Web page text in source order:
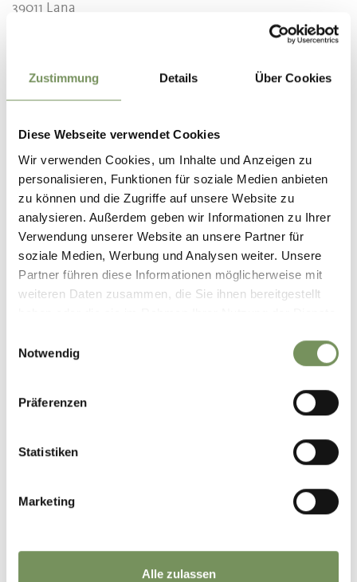
Zustimmung Details Über Cookies
Diese Webseite verwendet Cookies
Wir verwenden Cookies, um Inhalte und Anzeigen zu
personalisieren, Funktionen für soziale Medien anbieten
zu können und die Zugriffe auf unsere Website zu
analysieren. Außerdem geben wir Informationen zu Ihrer
Verwendung unserer Website an unsere Partner für
soziale Medien, Werbung und Analysen weiter. Unsere
Partner führen diese Informationen möglicherweise mit
weiteren Daten zusammen, die Sie ihnen bereitgestellt
Notwendig
Präferenzen
Statistiken
Marketing
Alle zulassen
39011 Lana
DID YOU FIND THIS CONTENT HELPFUL?
YES NO